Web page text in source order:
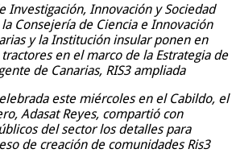
Investigación, Innovación y Sociedad
Consejería de Ciencia e Innovación
y la Institución insular ponen en
en el marco de la Estrategia de
de Canarias, RIS3 ampliada
este miércoles en el Cabildo, el
Adasat Reyes, compartió con
del sector los detalles para
de creación de comunidades Ris3